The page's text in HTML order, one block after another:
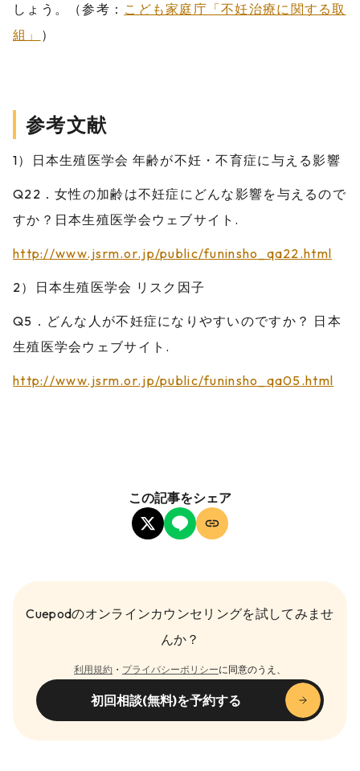
しょう。（参考： こども家庭庁「不妊治療に関する取
組」
）
参考文献
1）日本生殖医学会 年齢が不妊・不育症に与える影響
Q22．女性の加齢は不妊症にどんな影響を与えるので
すか？日本生殖医学会ウェブサイト.
http://www.jsrm.or.jp/public/funinsho_qa22.html
2）日本生殖医学会 リスク因子
Q5．どんな人が不妊症になりやすいのですか？ 日本
生殖医学会ウェブサイト.
http://www.jsrm.or.jp/public/funinsho_qa05.html
この記事をシェア
Cuepodのオンラインカウンセリングを試してみませ
んか？
利用規約 ・ プライバシーポリシーに同意のうえ、
初回相談(無料)を予約する